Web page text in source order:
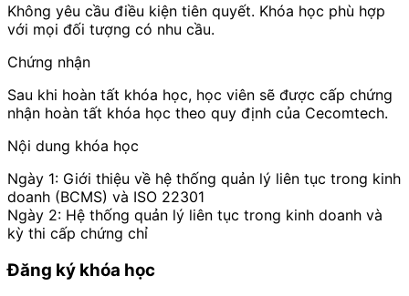
Không yêu cầu điều kiện tiên quyết. Khóa học phù hợp
với mọi đối tượng có nhu cầu.
Chứng nhận
Sau khi hoàn tất khóa học, học viên sẽ được cấp chứng
nhận hoàn tất khóa học theo quy định của Cecomtech.
Nội dung khóa học
Ngày 1: Giới thiệu về hệ thống quản lý liên tục trong kinh
doanh (BCMS) và ISO 22301
Ngày 2: Hệ thống quản lý liên tục trong kinh doanh và
kỳ thi cấp chứng chỉ
Đăng ký khóa học